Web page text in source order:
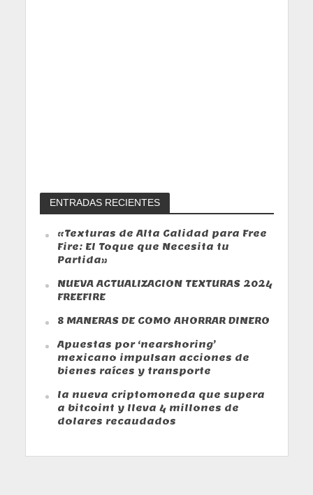
ENTRADAS RECIENTES
«Texturas de Alta Calidad para Free
Fire: El Toque que Necesita tu
Partida»
NUEVA ACTUALIZACION TEXTURAS 2024
FREEFIRE
8 MANERAS DE COMO AHORRAR DINERO
Apuestas por ‘nearshoring’
mexicano impulsan acciones de
bienes raíces y transporte
la nueva criptomoneda que supera
a bitcoint y lleva 4 millones de
dolares recaudados